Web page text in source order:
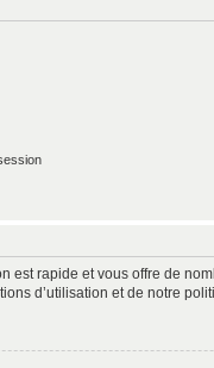
est rapide et vous offre de
d’utilisation et de notre